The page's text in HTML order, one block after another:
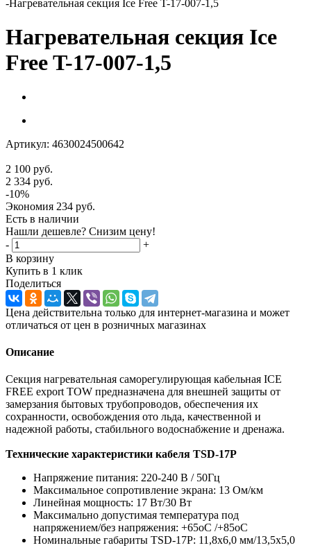
-Нагревательная секция Ice Free T-17-007-1,5
Нагревательная секция Ice
Free T-17-007-1,5
Артикул: 4630024500642
2 100 руб.
2 334 руб.
-10%
Экономия 234 руб.
Есть в наличии
Нашли дешевле? Снизим цену!
-
+
В корзину
Купить в 1 клик
Поделиться
Цена действительна только для интернет-магазина и может
отличаться от цен в розничных магазинах
Описание
Секция нагревательная саморегулирующая кабельная ICE
FREE export TOW предназначена для внешней защиты от
замерзания бытовых трубопроводов, обеспечения их
сохранности, освобождения ото льда, качественной и
надежной работы, стабильного водоснабжение и дренажа.
Технические характеристики кабеля TSD-17P
Напряжение питания: 220-240 В / 50Гц
Максимальное сопротивление экрана: 13 Ом/км
Линейная мощность: 17 Вт/30 Вт
Максимально допустимая температура под
напряжением/без напряжения: +65oС /+85oС
Номинальные габариты TSD-17P: 11,8х6,0 мм/13,5х5,0